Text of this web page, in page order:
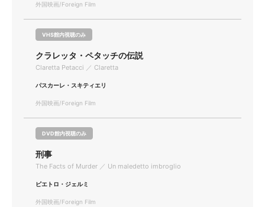
外国映画/Foreign Film
VHS館内視聴のみ
クラレッタ・ペタッチの伝説
Claretta Petacci ／ Claretta
パスカーレ・スキティエリ
外国映画/Foreign Film
DVD館内視聴のみ
刑事
The Facts of Murder ／ Un maledetto imbroglio
ピエトロ・ジェルミ
外国映画/Foreign Film